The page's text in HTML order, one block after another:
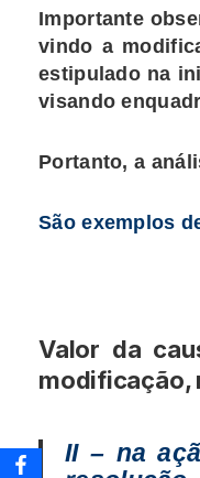
Importante
vindo a
estipulado na
visando
Portanto, a
São exemplos
Valor da
modificação,
II – na